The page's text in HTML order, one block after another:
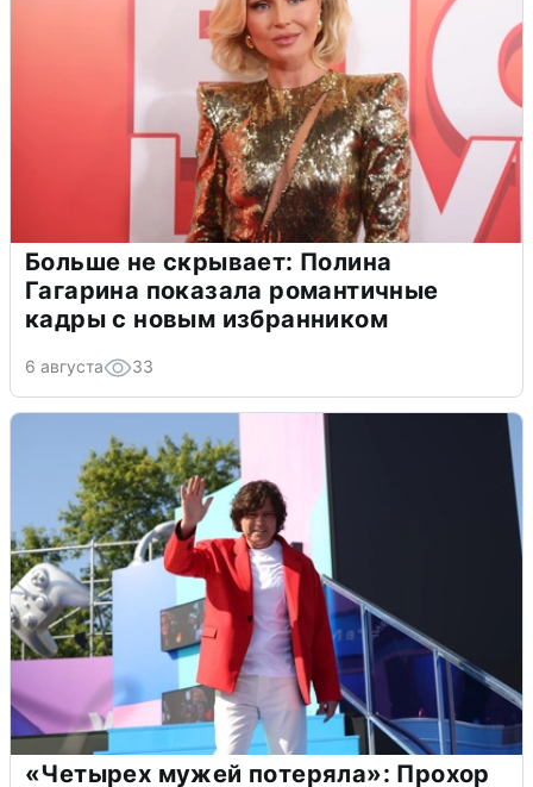
Больше не скрывает: Полина
Гагарина показала романтичные
кадры с новым избранником
6 августа 33
«Четырех мужей потеряла»: Прохор